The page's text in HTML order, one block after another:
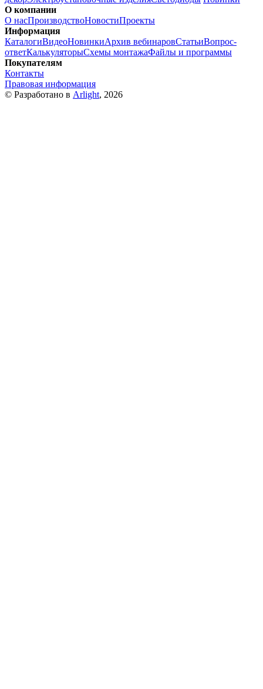
О компании
О насПроизводствоНовостиПроекты
Информация
КаталогиВидеоНовинкиАрхив вебинаровСтатьиВопрос-
ответКалькуляторыСхемы монтажаФайлы и программы
Покупателям
Контакты
Правовая информация
© Разработано в Arlight, 2026